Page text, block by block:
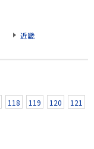
近畿
118 119 120
121